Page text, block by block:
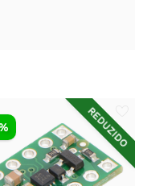
REDUZIDO